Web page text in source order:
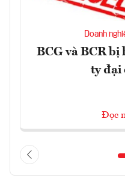
Doanh
BCG và BCR bị
ty đại
Đọc